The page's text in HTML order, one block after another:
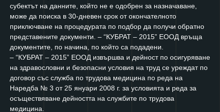
субектът на данните, който не е одобрен за назначаване,
може да поиска в 30-дневен срок от окончателното
приключване на процедурата по подбор да получи обратно
представените документи. – “КУБРАТ – 2015” ЕООД връща
документите, по начина, по който са подадени.
– “КУБРАТ – 2015” ЕООД извършва и дейност по осигуряване
на здравословни и безопасни условия на труд се уреждат по
договор със служба по трудова медицина по реда на
Наредба № 3 от 25 януари 2008 г. за условията и реда за
осъществяване дейността на службите по трудова
медицина.